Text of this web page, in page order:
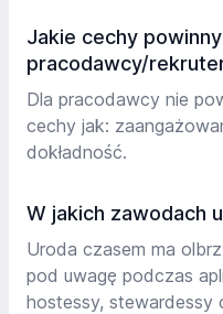
Jakie cechy
pracodawcy/
Dla pracodawcy nie
cechy jak:
dokładność.
W jakich zawodach
Uroda czasem ma
pod uwagę podczas
hostessy, stewardessy